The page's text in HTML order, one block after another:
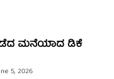
ಮನೆಯಾದ ಡಿಕೆ
5, 2026